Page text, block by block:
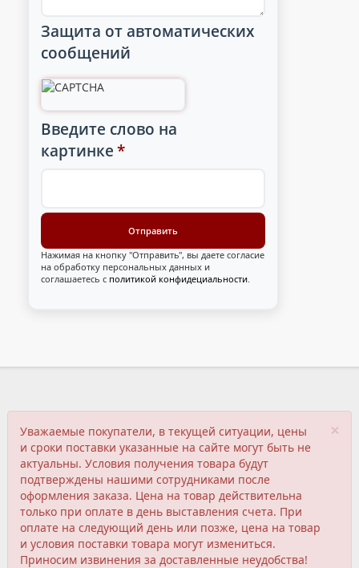
Защита от автоматических
сообщений
Введите слово на
картинке *
Нажимая на кнопку "Отправить", вы даете согласие
на обработку персональных данных и
соглашаетесь с политикой конфидециальности.
×
Уважаемые покупатели, в текущей ситуации, цены
и сроки поставки указанные на сайте могут быть не
актуальны. Условия получения товара будут
подтверждены нашими сотрудниками после
оформления заказа. Цена на товар действительна
только при оплате в день выставления счета. При
оплате на следующий день или позже, цена на товар
и условия поставки товара могут измениться.
Приносим извинения за доставленные неудобства!